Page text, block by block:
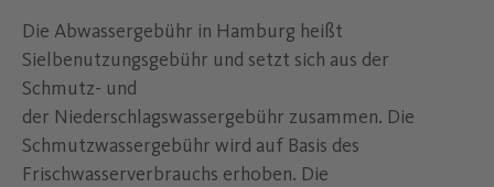
Die Abwassergebühr in Hamburg heißt
Sielbenutzungsgebühr und setzt sich aus der
Schmutz- und
der Niederschlagswassergebühr zusammen. Die
Schmutzwassergebühr wird auf Basis des
Frischwasserverbrauchs erhoben. Die